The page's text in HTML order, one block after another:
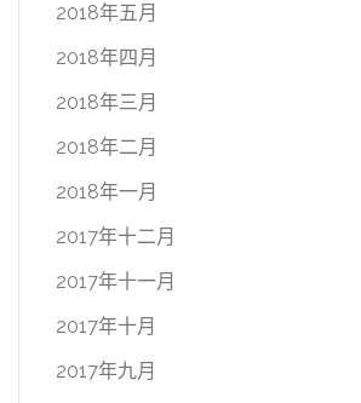
2018年五月
2018年四月
2018年三月
2018年二月
2018年一月
2017年十二月
2017年十一月
2017年十月
2017年九月